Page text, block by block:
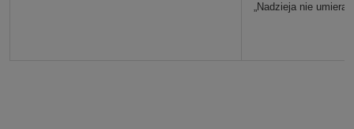
„Nadzieja nie umiera